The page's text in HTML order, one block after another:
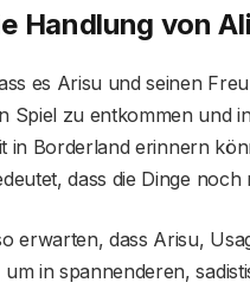
Handlung von
es Arisu und seinen
Spiel zu entkommen und
in Borderland erinnern
dass die Dinge
erwarten, dass Arisu,
in spannenderen,